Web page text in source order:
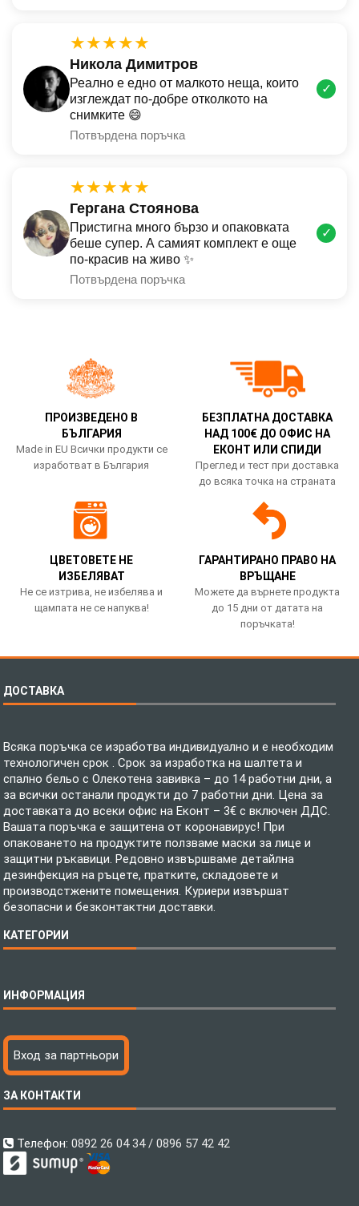
★★★★★
Никола Димитров
Реално е едно от малкото неща, които
изглеждат по-добре отколкото на
снимките 😄
Потвърдена поръчка
✓
★★★★★
Гергана Стоянова
Пристигна много бързо и опаковката
беше супер. А самият комплект е още
по-красив на живо ✨
Потвърдена поръчка
✓
ПРОИЗВЕДЕНО В
БЪЛГАРИЯ
Made in EU Всички продукти се
изработват в България
БЕЗПЛАТНА ДОСТАВКА
НАД 100€ ДО ОФИС НА
ЕКОНТ ИЛИ СПИДИ
Преглед и тест при доставка
до всяка точка на страната
ЦВЕТОВЕТЕ НЕ
ИЗБЕЛЯВАТ
Не се изтрива, не избелява и
щампата не се напуква!
ГАРАНТИРАНО ПРАВО НА
ВРЪЩАНЕ
Можете да върнете продукта
до 15 дни от датата на
поръчката!
ДОСТАВКА
Всяка поръчка се изработва индивидуално и е необходим
технологичен срок . Срок за изработка на шалтета и
спално бельо с Олекотена завивка – до 14 работни дни, а
за всички останали продукти до 7 работни дни. Цена за
доставката до всеки офис на Еконт – 3€ с включен ДДС.
Вашата поръчка е защитена от коронавирус! При
опаковането на продуктите ползваме маски за лице и
защитни ръкавици. Редовно извършваме детайлна
дезинфекция на ръцете, пратките, складовете и
производстжените помещения. Куриери извършат
безопасни и безконтактни доставки.
КАТЕГОРИИ
Бебешки спални комплекти
Тениски с пълноцветен печат
Хавлиени кърпи
Пончо за водни спортове
Микрофибърни Велурени Кърпи
Детски пончота
Тениски
ИНФОРМАЦИЯ
Технология на печатане
Файлове за печат
Как да поръчам?
С какво сме различни?
Контакти
Общи Условия
Вход за партньори
ЗА КОНТАКТИ
Телефон:0892 26 04 34 / 0896 57 42 42